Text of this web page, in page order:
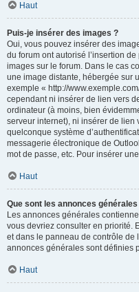
Haut
Puis-je insérer des images ?
Oui, vous pouvez insérer des
du forum ont autorisé l’insertion
images sur le forum. Dans le cas
une image distante, hébergée sur
exemple « http://
cependant ni insérer de lien vers
ordinateur (à moins, bien
serveur internet), ni insérer de
quelconque système
messagerie électronique de
mot de passe, etc. Pour insérer
Haut
Que sont les annonces générales
Les annonces générales
vous devriez consulter en priorité.
et dans le panneau de contrôle de
annonces générales sont définies
Haut